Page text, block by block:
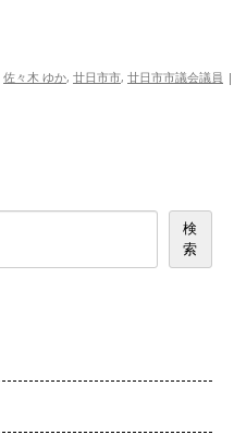
佐々木 ゆか, 廿日市市, 廿日市市議会議員 |
検
索